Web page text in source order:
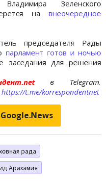
Зеленского
на внеочередное
председателя Рады
парламент готов и ночью
заседания для решения
в Telegram.
https://t.me/korrespondentnet
рада
Арахамия